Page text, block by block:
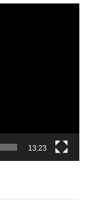
13:23